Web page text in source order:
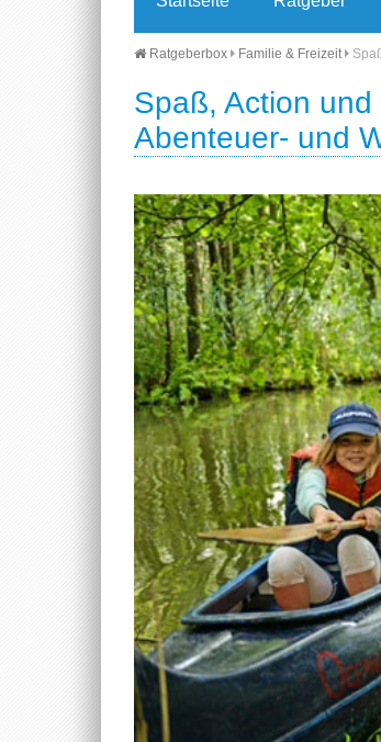
Ratgeberbox Familie & Freizeit
Spaß, Action
Abenteuer- und